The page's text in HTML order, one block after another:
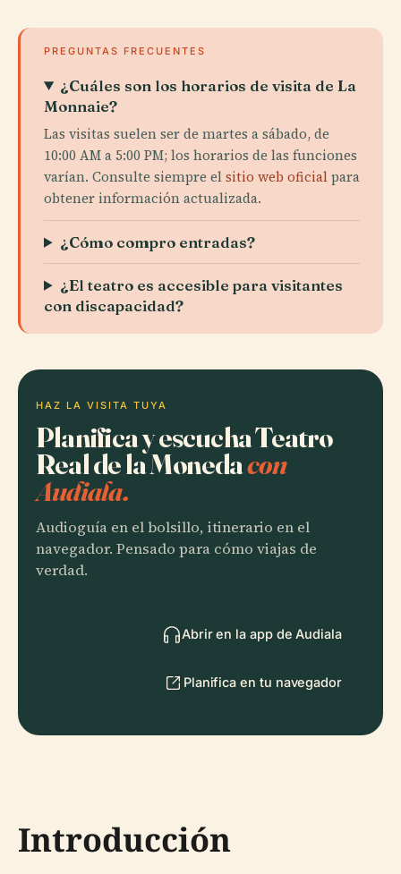
PREGUNTAS FRECUENTES
¿Cuáles son los horarios de visita de La
Monnaie?
Las visitas suelen ser de martes a sábado, de
10:00 AM a 5:00 PM; los horarios de las funciones
varían. Consulte siempre elsitio web oficialpara
obtener información actualizada.
¿Cómo compro entradas?
¿El teatro es accesible para visitantes
con discapacidad?
HAZ LA VISITA TUYA
Planifica y escucha Teatro
Real de la Monedacon
Audiala.
Audioguía en el bolsillo, itinerario en el
navegador. Pensado para cómo viajas de
verdad.
Abrir en la app de Audiala
Planifica en tu navegador
Introducción